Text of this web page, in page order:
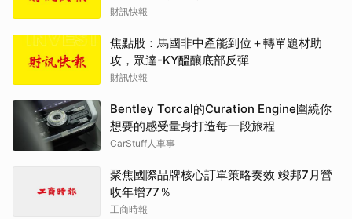
財訊快報
焦點股：馬國非中產能到位＋轉單題材助
攻，眾達-KY醞釀底部反彈
財訊快報
Bentley Torcal的Curation Engine圍繞你
想要的感受量身打造每一段旅程
CarStuff人車事
聚焦國際品牌核心訂單策略奏效 竣邦7月營
收年增77％
工商時報